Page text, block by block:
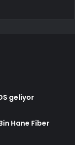
geliyor
Hane Fiber